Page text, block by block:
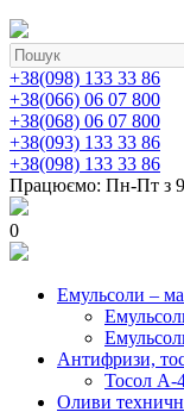
+38(098) 133 33 86
+38(066) 06 07 800
+38(068) 06 07 800
+38(093) 133 33 86
+38(098) 133 33 86
Працюємо: Пн-Пт з
0
Емульсоли –
Антифризи,
Тосол А-
Оливи